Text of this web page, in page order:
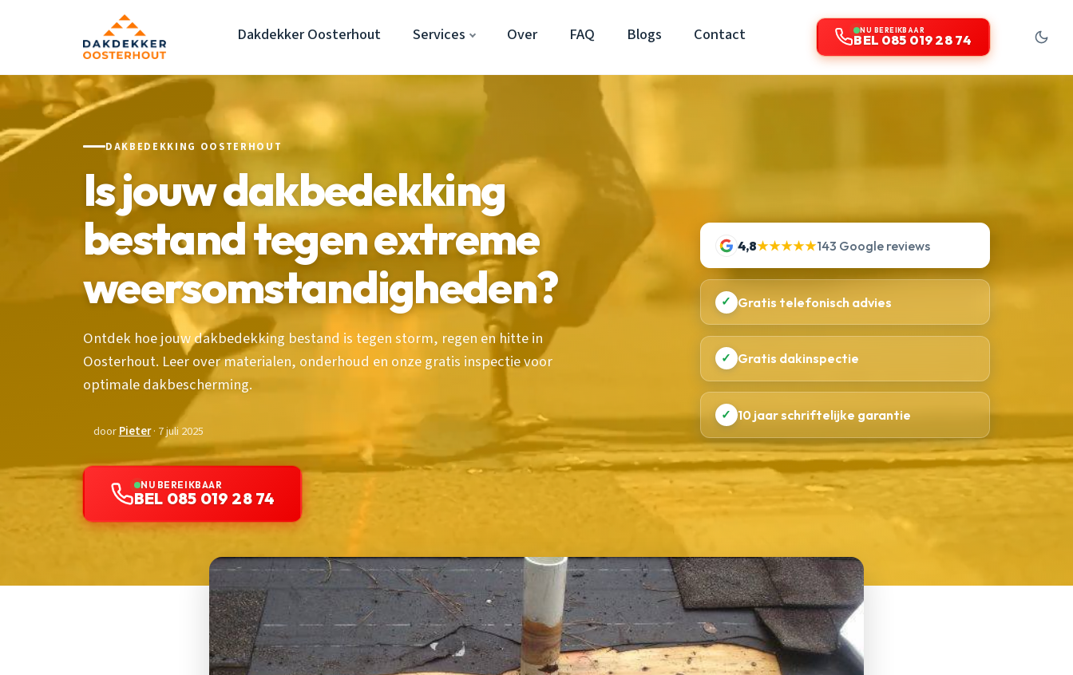
Dakdekker Oosterhout Services Over FAQ Blogs Contact NU BEREIKBAAR
BEL 085 019 28 74
DAKBEDEKKING OOSTERHOUT
Is jouw dakbedekking
bestand tegen extreme
weersomstandigheden?
Ontdek hoe jouw dakbedekking bestand is tegen storm, regen en hitte in
Oosterhout. Leer over materialen, onderhoud en onze gratis inspectie voor
optimale dakbescherming.
doorPieter· 7 juli 2025
NU BEREIKBAAR
BEL 085 019 28 74
4,8★★★★★143 Google reviews
✓ Gratis telefonisch advies
✓ Gratis dakinspectie
✓ 10 jaar schriftelijke garantie